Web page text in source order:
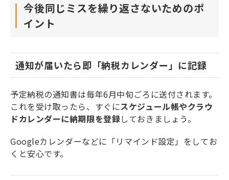
今後同じミスを繰り返さないためのポ
イント
通知が届いたら即「納税カレンダー」に記録
予定納税の通知書は毎年6月中旬ごろに送付されます。
これを受け取ったら、すぐにスケジュール帳やクラウ
ドカレンダーに納期限を登録しておきましょう。
Googleカレンダーなどに「リマインド設定」をしてお
くと安心です。